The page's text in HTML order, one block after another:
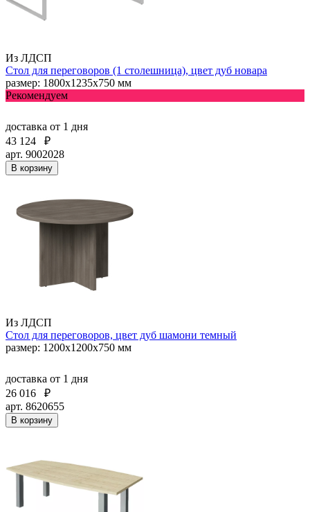
Из ЛДСП
Стол для переговоров (1 столешница), цвет дуб новара
размер: 1800х1235х750 мм
Рекомендуем
доставка от 1 дня
43 124
₽
арт. 9002028
В корзину
Из ЛДСП
Стол для переговоров, цвет дуб шамони темный
размер: 1200x1200x750 мм
доставка от 1 дня
26 016
₽
арт. 8620655
В корзину